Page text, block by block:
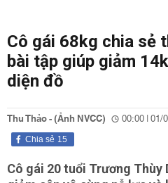
Cô gái 68kg chia sẻ
bài tập giúp giảm
diện đồ
Thu Thảo - (Ảnh NVCC) 00:00 | 01/
15
Chia sẻ
Cô gái 20 tuổi Trương Thùy